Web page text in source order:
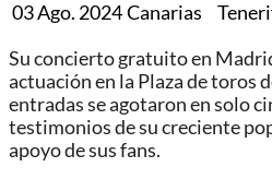
03 Ago. 2024Canarias
Su concierto gratuito en
actuación en la Plaza de toros
entradas se agotaron en solo
testimonios de su creciente
apoyo de sus fans.